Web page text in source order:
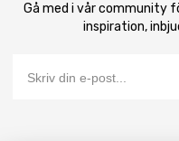
Gå med i vår community
inspiration,